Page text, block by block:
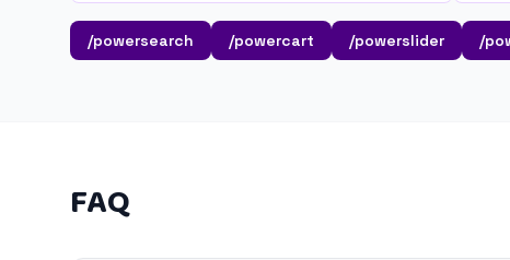
/powersearch /powercart /powerslider /
FAQ